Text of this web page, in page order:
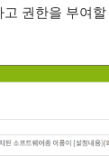
권한을 부여